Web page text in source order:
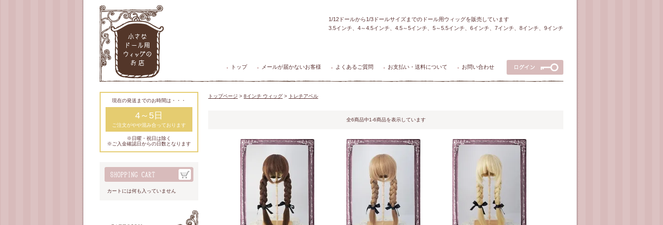
1/12ドールから1/3ドールサイズまでのドール用ウィッグを販売しています
3.5インチ、4～4.5インチ、4.5～5インチ、5～5.5インチ、6インチ、7インチ、8インチ、9インチ
● トップ ● メールが届かないお客様 ● よくあるご質問 ● お支払い・送料について ● お問い合わせ
現在の発送までのお時間は・・・
4～5日
ご注文がやや混み合っております
※日曜・祝日は除く
※ご入金確認日からの日数となります
カートには何も入っていません
トップページ > 8インチ ウィッグ > トレチアベル
全6商品中1-6商品を表示しています